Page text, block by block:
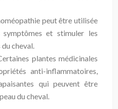
peut être utilisée
et stimuler les
cheval.
plantes médicinales
anti-inflammatoires,
qui peuvent être
du cheval.